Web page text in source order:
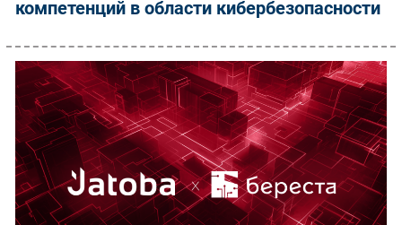
компетенций в области кибербезопасности